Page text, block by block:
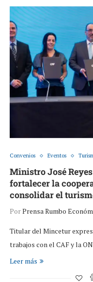
Convenios Eventos
Ministro José
fortalecer la
consolidar el
PorPrensa Rumbo
Titular del Mincetur
trabajos con el CAF y la
Leer más